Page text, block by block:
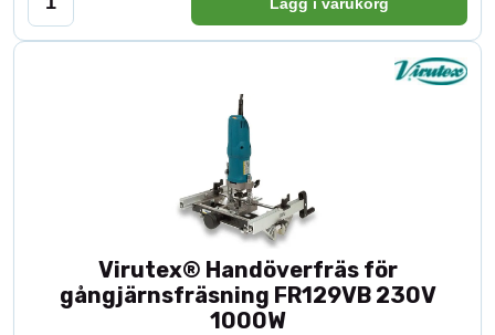
Virutex® Handöverfräs för
gångjärnsfräsning FR129VB 230V
1000W